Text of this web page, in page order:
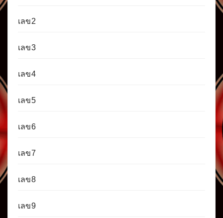
เลข2
เลข3
เลข4
เลข5
เลข6
เลข7
เลข8
เลข9